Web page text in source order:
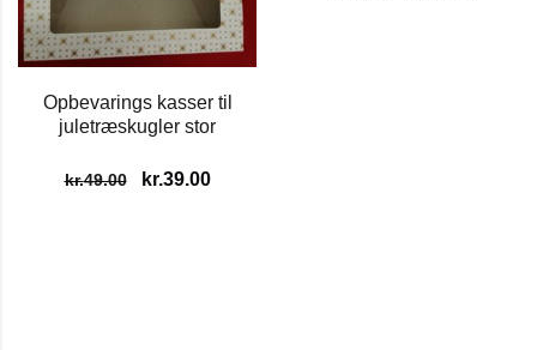
Opbevarings kasser til
juletræskugler stor
kr.49.00 kr.39.00